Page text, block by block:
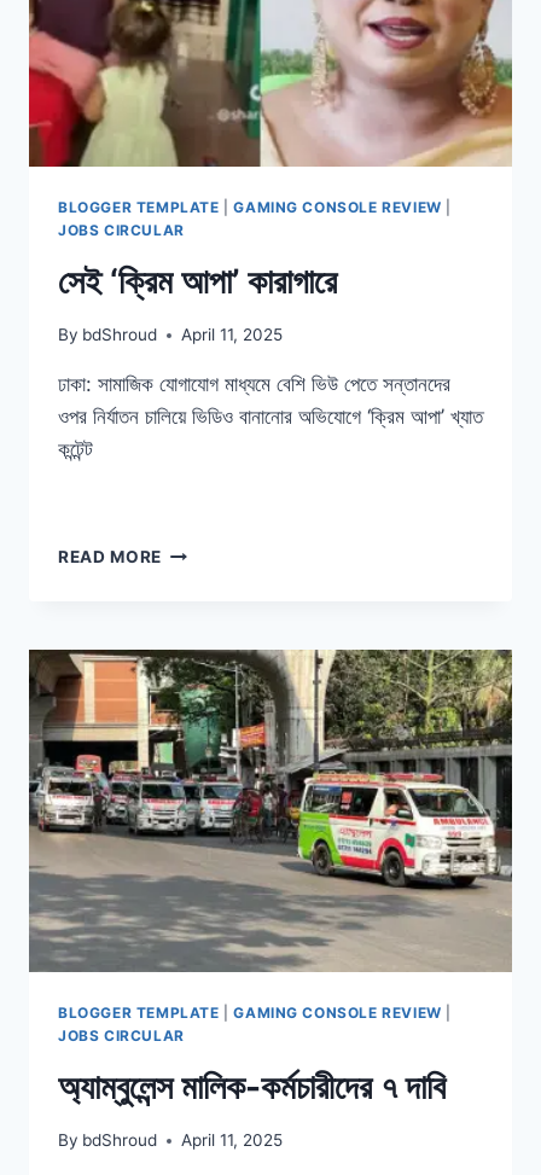
BLOGGER TEMPLATE |GAMING CONSOLE REVIEW
JOBS CIRCULAR
সেই ‘ক্রিম আপা’ কারাগারে
By bdShroud April 11, 2025
ঢাকা: সামাজিক যোগাযোগ মাধ্যমে বেশি ভিউ পেতে সন্তানদের
ওপর নির্যাতন চালিয়ে ভিডিও বানানোর অভিযোগে ‘ক্রিম আপা’ খ্যাত
কন্টেন্ট
READ MORE সেই
BLOGGER TEMPLATE |GAMING CONSOLE REVIEW
JOBS CIRCULAR
অ্যাম্বুলেন্স মালিক-কর্মচারীদের ৭ দাবি
By bdShroud April 11, 2025